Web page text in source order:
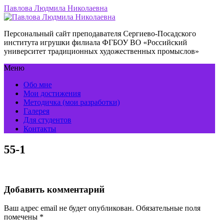
Павлова Людмила Николаевна
Персональный сайт преподавателя Сергиево-Посадского
института игрушки филиала ФГБОУ ВО «Российский
университет традиционных художественных промыслов»
Меню
Обо мне
Мои достижения
Методичка (мои разработки)
Галерея
Для студентов
Контакты
55-1
Добавить комментарий
Ваш адрес email не будет опубликован. Обязательные поля
помечены *